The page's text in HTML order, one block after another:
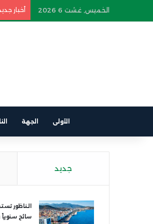
الخميس, غشت 6 2026 أخبار
الأولى الجهة
جديد
سائح سنوياً